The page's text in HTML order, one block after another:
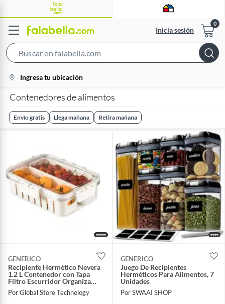
Inicia sesión
Bar
location-
icon
Ingresa tu ubicación
Contenedores de alimentos
Envío gratis Llega mañana Retira mañana
GENERICO
Recipiente Hermético Nevera
1.2 L Contenedor con Tapa
Filtro Escurridor Organiza
Conserva Alimentos
Por Global Store Technology
GENERICO
Juego De Recipientes
Herméticos Para Alimentos, 7
Unidades
Por SWAAI SHOP